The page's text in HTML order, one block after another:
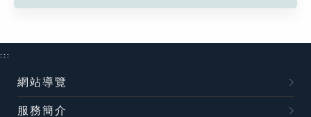
:::
網站導覽
服務簡介